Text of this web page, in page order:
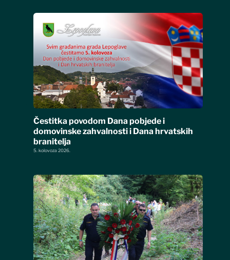
Čestitka povodom Dana pobjede i
domovinske zahvalnosti i Dana hrvatskih
branitelja
5. kolovoza 2026.